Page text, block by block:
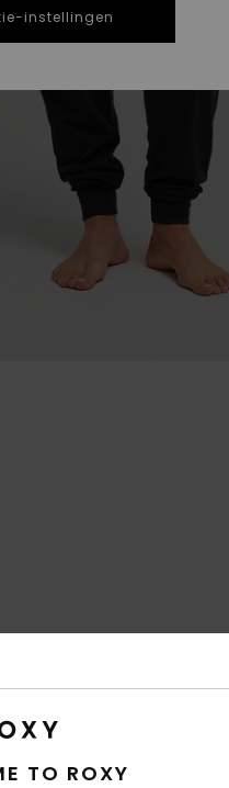
TO ROXY
instellingen